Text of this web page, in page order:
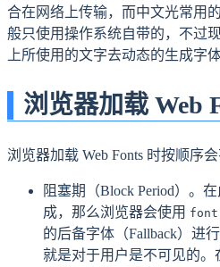
合在网络上传输，而中文光常用
般只使用操作系统自带的，不过
上所使用的文字去动态的生成字体
浏览器加载 Web
浏览器加载 Web Fonts 时按顺序会
阻塞期（Block Period）。
成，那么浏览器会使用
的后备字体（Fallback）进
就是对于用户是不可见的